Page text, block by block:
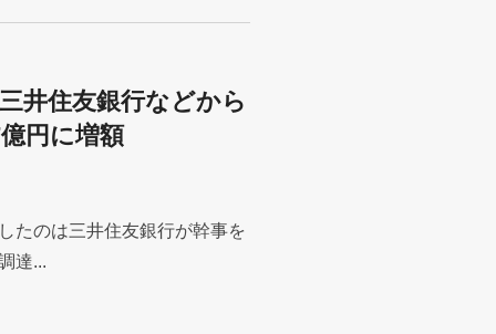
井住友銀行などから
円に増額
たのは三井住友銀行が幹事を
達...